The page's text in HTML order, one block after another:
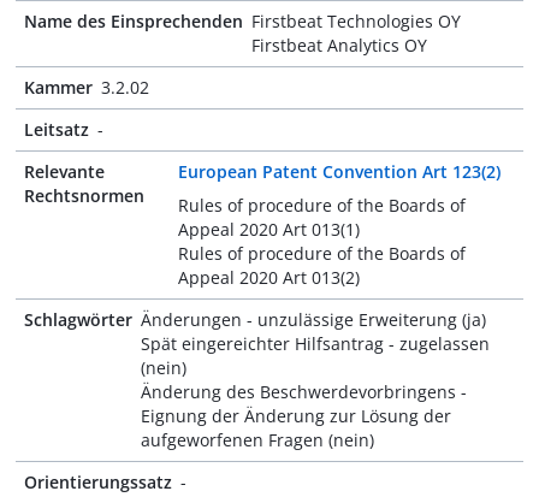
Name des Einsprechenden Firstbeat Technologies OY
Firstbeat Analytics OY
Kammer 3.2.02
Leitsatz -
Relevante
Rechtsnormen
European Patent Convention Art 123(2)
Rules of procedure of the Boards of
Appeal 2020 Art 013(1)
Rules of procedure of the Boards of
Appeal 2020 Art 013(2)
Schlagwörter Änderungen - unzulässige Erweiterung (ja)
Spät eingereichter Hilfsantrag - zugelassen
(nein)
Änderung des Beschwerdevorbringens -
Eignung der Änderung zur Lösung der
aufgeworfenen Fragen (nein)
Orientierungssatz -